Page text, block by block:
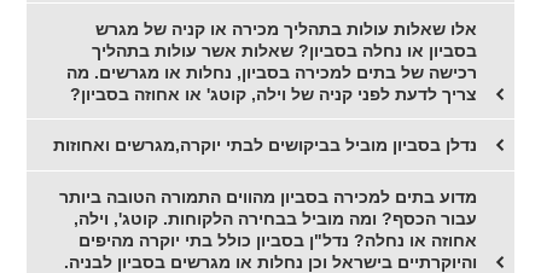
אלו שאלות עולות בתהליך מכירה או קניה של מגרש
בסביון או נחלה בסביון? שאלות אשר עולות בתהליך
רכישה של בתים למכירה בסביון, נחלות או מגרשים. מה
צריך לדעת לפני קניה של וילה, קוטג' או אחוזה בסביון?
נדלן בסביון מוביל בביקושים לבתי יוקרה,מגרשים ואחוזות
מדוע בתים למכירה בסביון מהווים התמורה הטובה ביותר
עבור הכסף? ומה מוביל בבחירה הלקוחות. קוטג', וילה,
אחוזה או נחלה? נדל"ן בסביון כולל בתי יוקרה מהיפים
והיוקרתיים בישראל וכן נחלות או מגרשים בסביון לבניה.